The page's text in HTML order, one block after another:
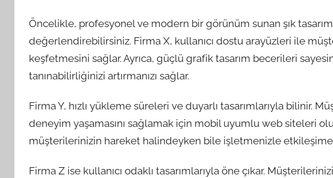
Öncelikle, profesyonel ve modern bir görünüm sunan şık
değerlendirebilirsiniz. Firma X, kullanıcı dostu arayüzleri ile
keşfetmesini sağlar. Ayrıca, güçlü grafik tasarım becerileri
tanınabilirliğinizi artırmanızı sağlar.
Firma Y, hızlı yükleme süreleri ve duyarlı tasarımlarıyla bilinir.
deneyim yaşamasını sağlamak için mobil uyumlu web siteleri
müşterilerinizin hareket halindeyken bile işletmenizle etkileşime
Firma Z ise kullanıcı odaklı tasarımlarıyla öne çıkar.